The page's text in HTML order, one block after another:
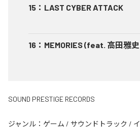
15 ： LAST CYBER ATTACK
16 ： MEMORIES (feat. 高田雅
SOUND PRESTIGE RECORDS
ジャンル： ゲーム / サウンドトラック /